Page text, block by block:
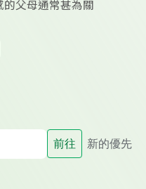
父母通常甚為關
前往 新的優先